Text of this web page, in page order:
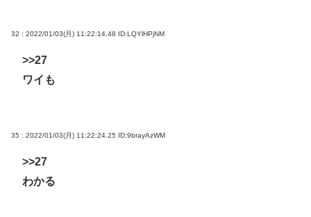
32 : 2022/01/03(月) 11:22:14.48 ID:LQYlHPjNM
>>27
ワイも
35 : 2022/01/03(月) 11:22:24.25 ID:9brayAzWM
>>27
わかる